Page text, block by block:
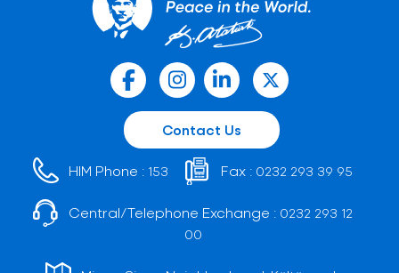
Contact Us
HIM Phone : 153 Fax : 0232 293 39 95
Central/Telephone Exchange : 0232 293 12
00